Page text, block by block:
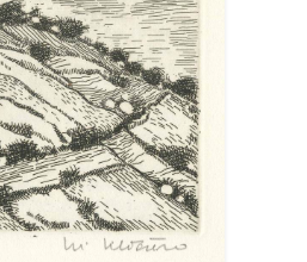
Di Silvestro, La lumière les
mostra, Parigi, Istituto Italiano di
Internazionale di Incisione
presentata da Gloria Zacconi,
Giuseppe Sciacca, Troina (EN),